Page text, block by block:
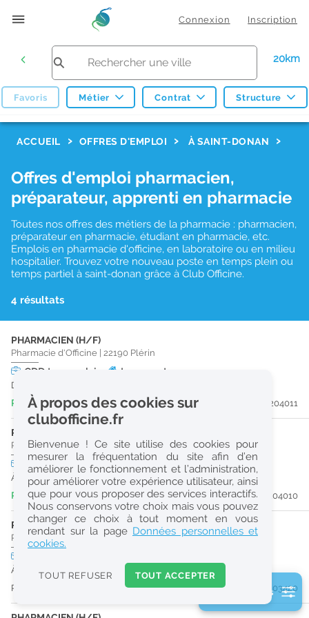
Connexion Inscription
20km
Favoris Métier Contrat Structure
Réinitialiser
2
0
k
Consulter les offres de la France d'outre-mer
ACCUEIL OFFRES D'EMPLOI À SAINT-DONAN
Offres d'emploi pharmacien,
préparateur, apprenti en pharmacie
Toutes nos offres des métiers de la pharmacie : pharmacien,
préparateur en pharmacie, étudiant en pharmacie, etc.
Emplois en pharmacie d'officine, en laboratoire ou en milieu
hospitalier. Trouvez votre nouveau poste en temps plein ou
temps partiel à saint-donan grâce à Club Officine.
4 résultats
PHARMACIEN (H/F)
Pharmacie d'Officine 22190 Plérin
CDD temps plein Logement
Du 27/08/26 au 27/10/26
Publiée il y a 3 jour(s)
#204011
PRÉPARATEUR EN PHARMACIE (H/F)
Pharmacie d'Officine|22190 Plérin
temps plein
À partir du 27/08/26
Publiée il y a 4 jour(s)
#204010
PRÉPARATEUR EN PHARMACIE (H/F)
Pharmacie d'Officine 22000 Saint-Brieuc
À partir du 30/08/26
Publiée il y a 13 jour(s)
#203420
2 filtre(s) actifs
À propos des cookies sur
clubofficine.fr
Bienvenue ! Ce site utilise des cookies pour
mesurer la fréquentation du site afin d’en
améliorer le fonctionnement et l’administration,
pour améliorer votre expérience utilisateur, ainsi
que pour vous proposer des services interactifs.
Nous conservons votre choix mais vous pouvez
changer ce choix à tout moment en vous
rendant sur la page Données personnelles et
cookies.
TOUT REFUSER TOUT ACCEPTER